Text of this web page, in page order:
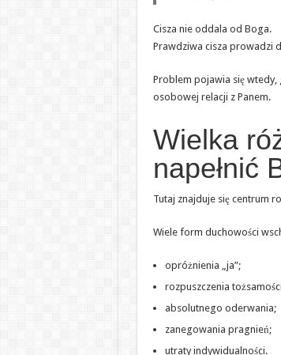
Cisza nie oddala od Boga.
Prawdziwa cisza prowadzi
Problem pojawia się wtedy,
osobowej relacji z Panem.
Wielka
napełnić
Tutaj znajduje się centrum
Wiele form duchowości
opróżnienia „ja”;
rozpuszczenia
absolutnego oderwania;
zanegowania pragnień;
utraty indywidualności.